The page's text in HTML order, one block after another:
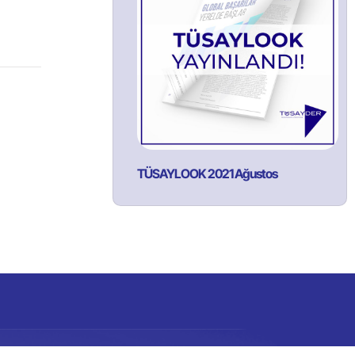
TÜSAYLOOK 2021 Ağustos